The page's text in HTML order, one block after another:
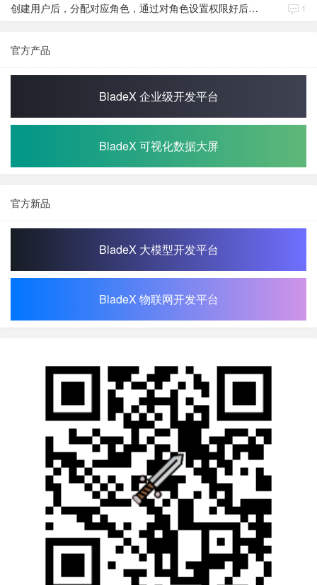
创建用户后，分配对应角色，通过对角色设置权限好后，登录当前用户后。查看不到当前已分配对应角色权限数据 1
官方产品
BladeX 企业级开发平台
BladeX 可视化数据大屏
官方新品
BladeX 大模型开发平台
BladeX 物联网开发平台